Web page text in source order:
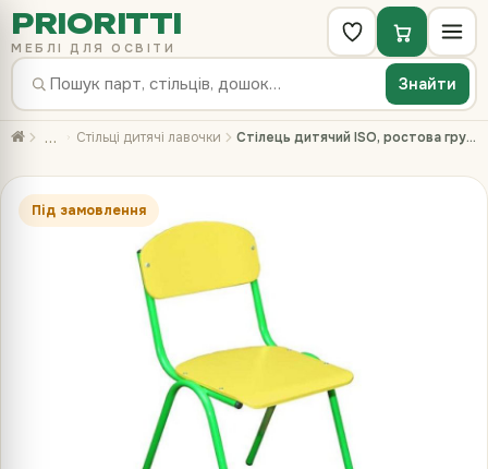
PRIORITTI
МЕБЛІ ДЛЯ ОСВІТИ
Знайти
… Стільці дитячі лавочки Стілець дитячий ISO, ростова група №2, фарбований
Під замовлення